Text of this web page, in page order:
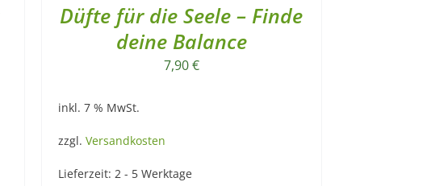
Düfte für die Seele – Finde
deine Balance
7,90€
inkl. 7 % MwSt.
zzgl. Versandkosten
Lieferzeit: 2 - 5 Werktage